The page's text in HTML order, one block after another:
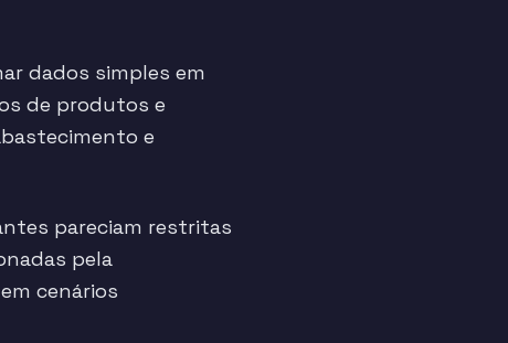
dados simples em
de produtos e
e
pareciam restritas
pela
cenários